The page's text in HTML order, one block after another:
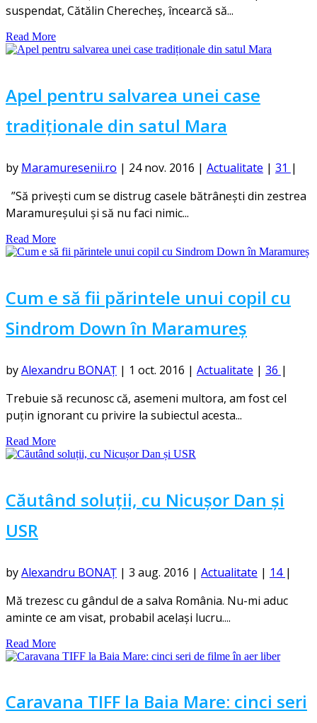
suspendat, Cătălin Cherecheş, încearcă să...
Read More
Apel pentru salvarea unei case
tradiționale din satul Mara
by Maramuresenii.ro | 24 nov. 2016 | Actualitate | 31 |
”Să privești cum se distrug casele bătrânești din zestrea
Maramureșului și să nu faci nimic...
Read More
Cum e să fii părintele unui copil cu
Sindrom Down în Maramureș
byAlexandru BONAȚ | 1 oct. 2016 | Actualitate | 36 |
Trebuie să recunosc că, asemeni multora, am fost cel
puțin ignorant cu privire la subiectul acesta...
Read More
Căutând soluții, cu Nicușor Dan și
USR
byAlexandru BONAȚ | 3 aug. 2016 | Actualitate | 14 |
Mă trezesc cu gândul de a salva România. Nu-mi aduc
aminte ce am visat, probabil același lucru....
Read More
Caravana TIFF la Baia Mare: cinci seri